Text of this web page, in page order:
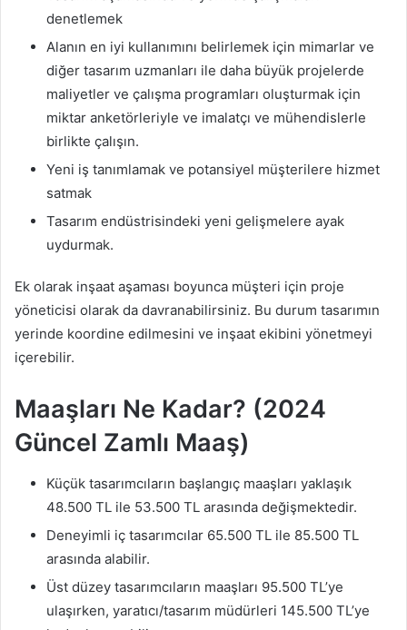
denetlemek
Alanın en iyi kullanımını belirlemek için mimarlar ve
diğer tasarım uzmanları ile daha büyük projelerde
maliyetler ve çalışma programları oluşturmak için
miktar anketörleriyle ve imalatçı ve mühendislerle
birlikte çalışın.
Yeni iş tanımlamak ve potansiyel müşterilere hizmet
satmak
Tasarım endüstrisindeki yeni gelişmelere ayak
uydurmak.
Ek olarak inşaat aşaması boyunca müşteri için proje
yöneticisi olarak da davranabilirsiniz. Bu durum tasarımın
yerinde koordine edilmesini ve inşaat ekibini yönetmeyi
içerebilir.
Maaşları Ne Kadar? (2024
Güncel Zamlı Maaş)
Küçük tasarımcıların başlangıç ​​maaşları yaklaşık
48.500 TL ile 53.500 TL arasında değişmektedir.
Deneyimli iç tasarımcılar 65.500 TL ile 85.500 TL
arasında alabilir.
Üst düzey tasarımcıların maaşları 95.500 TL’ye
ulaşırken, yaratıcı/tasarım müdürleri 145.500 TL’ye